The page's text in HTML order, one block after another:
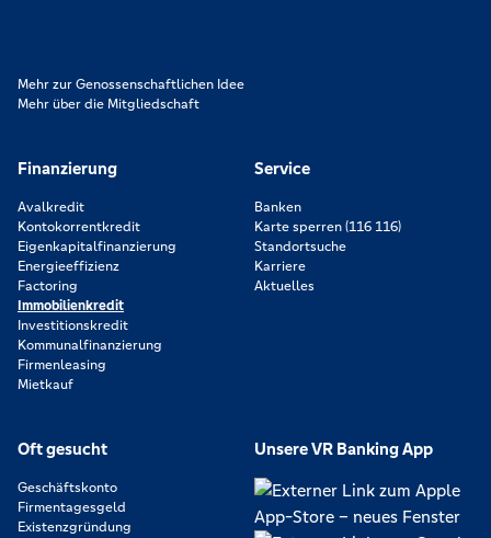
Mehr zur Genossenschaftlichen Idee
Mehr über die Mitgliedschaft
Finanzierung
Avalkredit
Kontokorrentkredit
Eigenkapitalfinanzierung
Energieeffizienz
Factoring
Immobilienkredit
Investitionskredit
Kommunalfinanzierung
Firmenleasing
Mietkauf
Service
Banken
Karte sperren (116 116)
Standortsuche
Karriere
Aktuelles
Oft gesucht
Geschäftskonto
Firmentagesgeld
Existenzgründung
Unsere VR Banking App